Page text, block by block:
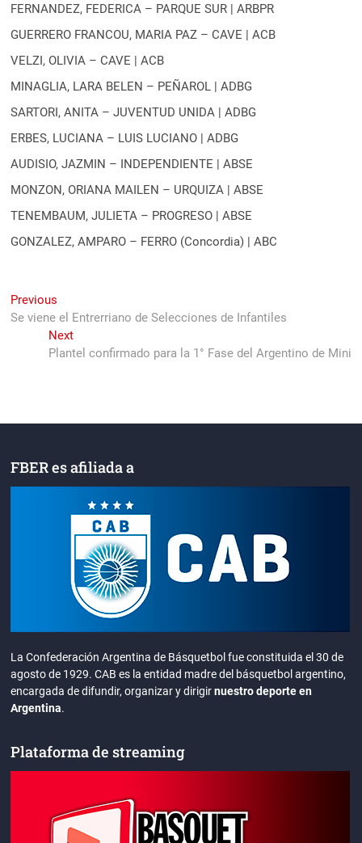
FERNANDEZ, FEDERICA – PARQUE SUR | ARBPR
GUERRERO FRANCOU, MARIA PAZ – CAVE | ACB
VELZI, OLIVIA – CAVE | ACB
MINAGLIA, LARA BELEN – PEÑAROL | ADBG
SARTORI, ANITA – JUVENTUD UNIDA | ADBG
ERBES, LUCIANA – LUIS LUCIANO | ADBG
AUDISIO, JAZMIN – INDEPENDIENTE | ABSE
MONZON, ORIANA MAILEN – URQUIZA | ABSE
TENEMBAUM, JULIETA – PROGRESO | ABSE
GONZALEZ, AMPARO – FERRO (Concordia) | ABC
Navegación
de
entradas
Previous
post:
Se viene el Entrerriano de Selecciones de Infantiles
NextNext
post:
Plantel confirmado para la 1° Fase del Argentino de Mini
FBER es afiliada a
La Confederación Argentina de Básquetbol fue constituida el 30 de
agosto de 1929. CAB es la entidad madre del básquetbol argentino,
encargada de difundir, organizar y dirigirnuestro deporte en
Argentina.
Plataforma de streaming